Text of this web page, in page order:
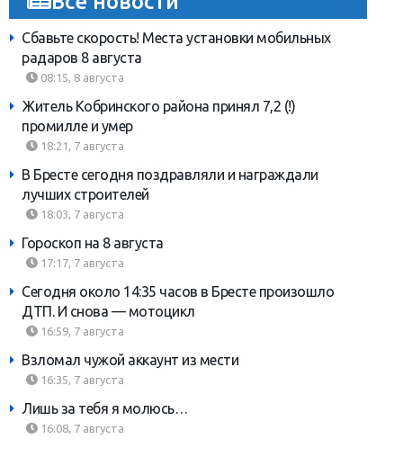
Сбавьте скорость! Места установки мобильных
радаров 8 августа
08:15, 8 августа
Житель Кобринского района принял 7,2 (!)
промилле и умер
18:21, 7 августа
В Бресте сегодня поздравляли и награждали
лучших строителей
18:03, 7 августа
Гороскоп на 8 августа
17:17, 7 августа
Сегодня около 14:35 часов в Бресте произошло
ДТП. И снова — мотоцикл
16:59, 7 августа
Взломал чужой аккаунт из мести
16:35, 7 августа
Лишь за тебя я молюсь…
16:08, 7 августа